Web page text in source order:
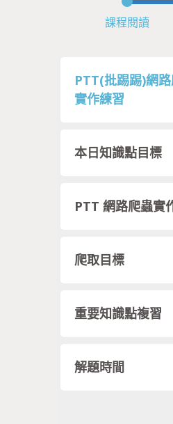
課程閱讀
PTT(批踢踢)網
實作練習
本日知識點目標
PTT 網路爬蟲實
爬取目標
重要知識點複習
解題時間